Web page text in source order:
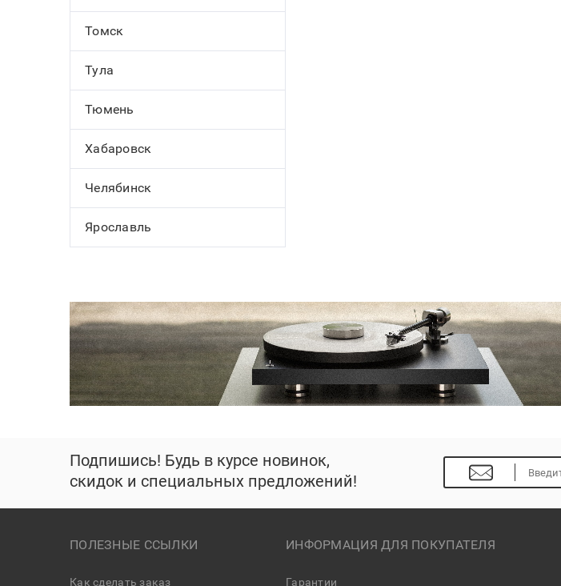
Томск
Тула
Тюмень
Хабаровск
Челябинск
Ярославль
Подпишись! Будь в курсе новинок,
скидок и специальных предложений!
ПОЛЕЗНЫЕ ССЫЛКИ
Как сделать заказ
ИНФОРМАЦИЯ ДЛЯ ПОКУПАТЕЛЯ
Гарантии